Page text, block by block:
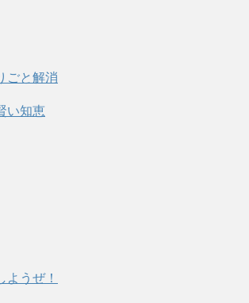
ごと解消
い知恵
ようぜ！